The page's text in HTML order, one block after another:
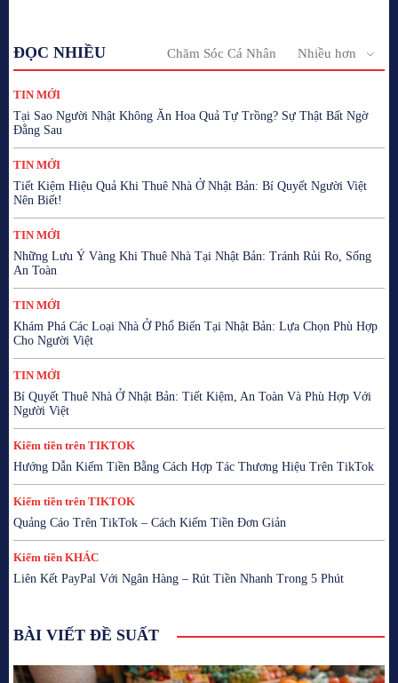
ĐỌC NHIỀU Chăm Sóc Cá Nhân Nhiều hơn
TIN MỚI
Tại Sao Người Nhật Không Ăn Hoa Quả Tự Trồng? Sự Thật Bất Ngờ
Đằng Sau
TIN MỚI
Tiết Kiệm Hiệu Quả Khi Thuê Nhà Ở Nhật Bản: Bí Quyết Người Việt
Nên Biết!
TIN MỚI
Những Lưu Ý Vàng Khi Thuê Nhà Tại Nhật Bản: Tránh Rủi Ro, Sống
An Toàn
TIN MỚI
Khám Phá Các Loại Nhà Ở Phổ Biến Tại Nhật Bản: Lựa Chọn Phù Hợp
Cho Người Việt
TIN MỚI
Bí Quyết Thuê Nhà Ở Nhật Bản: Tiết Kiệm, An Toàn Và Phù Hợp Với
Người Việt
Kiếm tiền trên TIKTOK
Hướng Dẫn Kiếm Tiền Bằng Cách Hợp Tác Thương Hiệu Trên TikTok
Kiếm tiền trên TIKTOK
Quảng Cáo Trên TikTok – Cách Kiếm Tiền Đơn Giản
Kiếm tiền KHÁC
Liên Kết PayPal Với Ngân Hàng – Rút Tiền Nhanh Trong 5 Phút
BÀI VIẾT ĐỀ SUẤT